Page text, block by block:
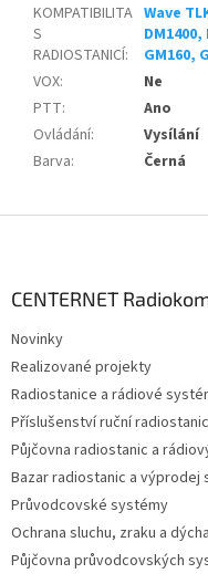
KOMPATIBILITA
S
RADIOSTANICÍ:
Wave
DM1400,
GM160,
VOX:
Ne
PTT:
Ano
Ovládání:
Vysílání
Barva: Černá
CENTERNET
Novinky
Realizované projekty
Radiostanice a rádiové
Příslušenství ruční
Půjčovna radiostanic a
Bazar radiostanic a výprodej
Průvodcovské systémy
Ochrana sluchu, zraku a
Půjčovna průvodcovských